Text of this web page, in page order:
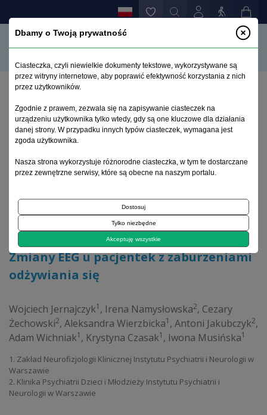
Zmiany EEG u pacjentek z zaburzeniami odżywiania
się
Archiwum 1995–2023
2005, tom 21, zeszyt 4
Artykuł
Zmiany EEG u pacjentek z zaburzeniami
odżywiania się
Wojciech Jernajczyk1 , Irena Namysłowska2, Cezary
Żechowski2, Aleksandra Wierzbicka1 , Antoni Jakubczyk2,
Adam Wichniak1 , Krystyna Czasak1 , Iwona Musińska1
1. Zakład Neurofizjologii Klinicznej Instytutu Psychiatrii i Neurologii w
Warszawie
2. Klinika Psychiatrii Dzieci i Młodzieży Instytutu Psychiatrii i
Neurologii w Warszawie
Dbamy o Twoją prywatność
Ciasteczka, czyli niewielkie dokumenty tekstowe, wykorzystywane są
przez witryny internetowe, aby poprawić efektywność korzystania z nich
przez użytkowników.
Zgodnie z prawem, zezwala się na zapisywanie ciasteczek na
urządzeniu użytkownika tylko wtedy, gdy są one kluczowe dla działania
danej strony. W przypadku innych typów ciasteczek, wymagana jest
zgoda użytkownika.
Nasza strona wykorzystuje różnorodne ciasteczka, w tym te dostarczane
przez zewnętrzne serwisy, które są obecne na naszym portalu.
Dostosuj
Tylko niezbędne
Akceptuję wszystkie